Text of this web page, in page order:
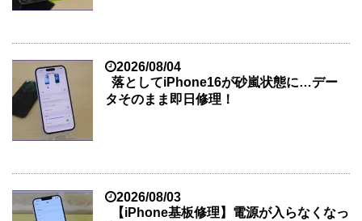
2026/08/04
落としてiPhone16が砂嵐状態に…デー
タそのまま即日修理！
2026/08/03
【iPhone基板修理】電源が入らなくなっ